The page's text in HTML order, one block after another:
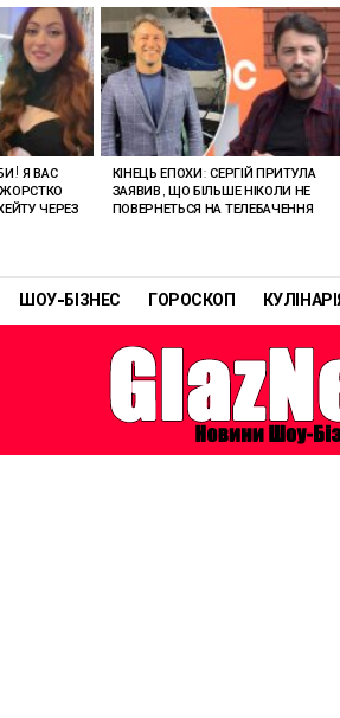
ШОУ-БІЗНЕС ГОРОСКОП
Я ВАС
ЧЕРЕЗ
КІНЕЦЬ ЕПОХИ: СЕРГІЙ ПРИТУЛА
ЗАЯВИВ, ЩО БІЛЬШЕ НІКОЛИ НЕ
ПОВЕРНЕТЬСЯ НА ТЕЛЕБАЧЕННЯ